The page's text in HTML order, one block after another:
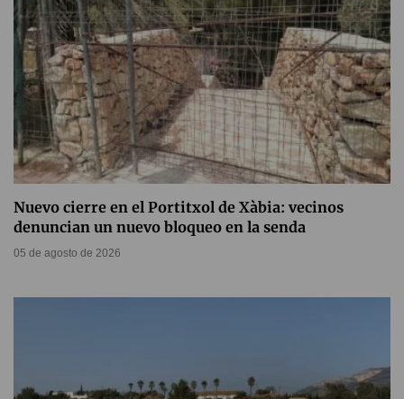
Nuevo cierre en el Portitxol de Xàbia: vecinos
denuncian un nuevo bloqueo en la senda
05 de agosto de 2026